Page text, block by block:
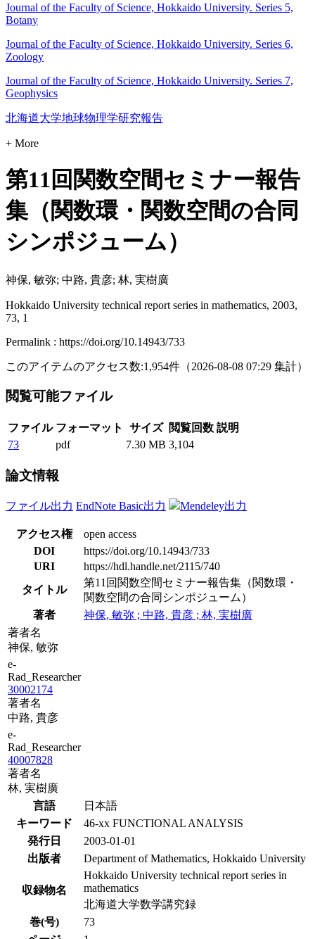
Journal of the Faculty of Science, Hokkaido University. Series 5,
Botany
Journal of the Faculty of Science, Hokkaido University. Series 6,
Zoology
Journal of the Faculty of Science, Hokkaido University. Series 7,
Geophysics
北海道大学地球物理学研究報告
+ More
第11回関数空間セミナー報告
集（関数環・関数空間の合同
シンポジューム）
神保, 敏弥; 中路, 貴彦; 林, 実樹廣
Hokkaido University technical report series in mathematics, 2003,
73, 1
Permalink : https://doi.org/10.14943/733
このアイテムのアクセス数:1,954件 （2026-08-08 07:29 集計）
閲覧可能ファイル
ファイル フォーマット サイズ 閲覧回数 説明
73
pdf 7.30 MB 3,104
論文情報
ファイル出力 EndNote Basic出力 Mendeley出力
アクセス権
open access
DOI
https://doi.org/10.14943/733
URI
https://hdl.handle.net/2115/740
タイトル
第11回関数空間セミナー報告集（関数環・
関数空間の合同シンポジューム）
著者
神保, 敏弥 ; 中路, 貴彦 ; 林, 実樹廣
著者名
神保, 敏弥
e-
Rad_Researcher
30002174
著者名
中路, 貴彦
e-
Rad_Researcher
40007828
著者名
林, 実樹廣
言語
日本語
キーワード
46-xx FUNCTIONAL ANALYSIS
発行日
2003-01-01
出版者
Department of Mathematics, Hokkaido University
収録物名
Hokkaido University technical report series in
mathematics
北海道大学数学講究録
巻(号)
73